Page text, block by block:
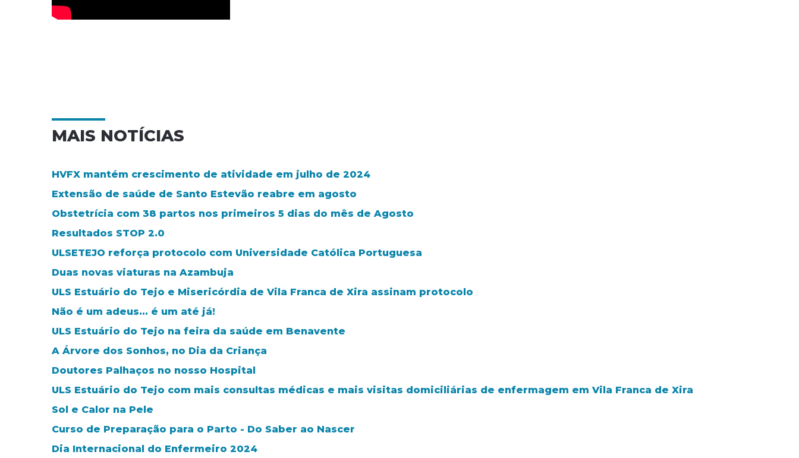
MAIS NOTÍCIAS
HVFX mantém crescimento de atividade em julho de 2024
Extensão de saúde de Santo Estevão reabre em agosto
Obstetrícia com 38 partos nos primeiros 5 dias do mês de Agosto
Resultados STOP 2.0
ULSETEJO reforça protocolo com Universidade Católica Portuguesa
Duas novas viaturas na Azambuja
ULS Estuário do Tejo e Misericórdia de Vila Franca de Xira assinam protocolo
Não é um adeus... é um até já!
ULS Estuário do Tejo na feira da saúde em Benavente
A Árvore dos Sonhos, no Dia da Criança
Doutores Palhaços no nosso Hospital
ULS Estuário do Tejo com mais consultas médicas e mais visitas domiciliárias de enfermagem em Vila Franca de Xira
Sol e Calor na Pele
Curso de Preparação para o Parto - Do Saber ao Nascer
Dia Internacional do Enfermeiro 2024